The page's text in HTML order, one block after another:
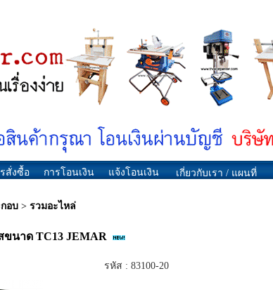
สั่งซื้อ การโอนเงิน แจ้งโอนเงิน เกี่ยวกับเรา / แผนที่
อบ > รวมอะไหล่
ขนาด TC13 JEMAR
รหัส : 83100-20